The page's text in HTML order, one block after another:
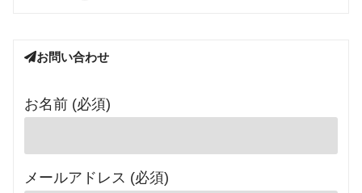
お問い合わせ
お名前 (必須)
メールアドレス (必須)